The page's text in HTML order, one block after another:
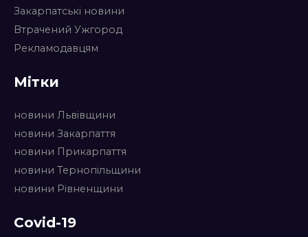
Закарпатські новини
Втрачений Ужгород
Рекламодавцям
Мітки
новини Львівщини
новини Закарпаття
новини Прикарпаття
новини Тернопільщини
новини Рівненщини
Covid-19